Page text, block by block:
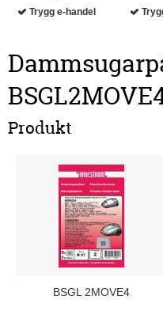
Trygg e-handel
Produkt
BSGL 2MOVE4